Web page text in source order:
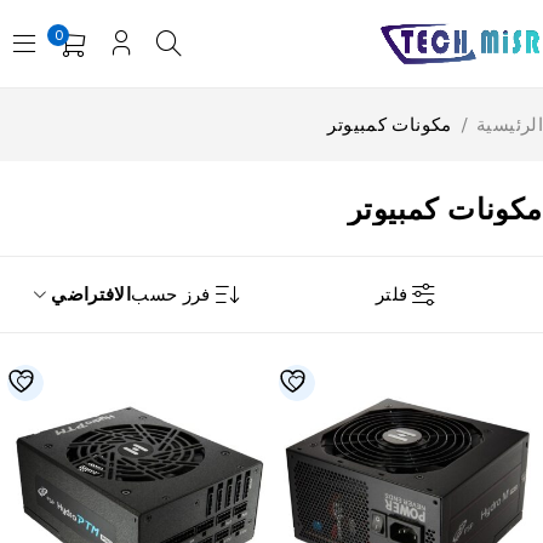
0
كمبيوتر
/ مكونات كمبيوتر
فلتر فرز حسبالافتراضي